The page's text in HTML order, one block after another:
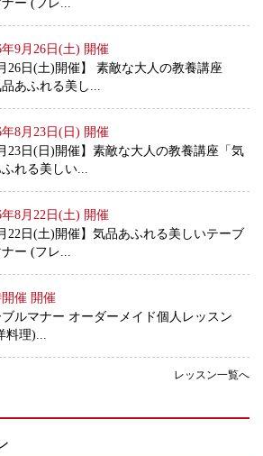
ー (フレ...
年9月26日(土) 開催
26日(土)開催】 素敵な大人の教養講座
品あふれる美し...
年8月23日(日) 開催
月23日(日)開催】素敵な大人の教養講座「気
れる美しい...
年8月22日(土) 開催
月22日(土)開催】気品あふれる美しいテーブ
ー (フレ...
開催 開催
ブルマナー オーダーメイド個人レッスン
料理)...
レッスン一覧へ